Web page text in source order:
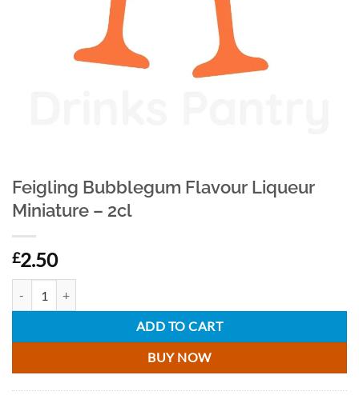
Feigling Bubblegum Flavour Liqueur
Miniature – 2cl
£2.50
ADD TO CART
BUY NOW